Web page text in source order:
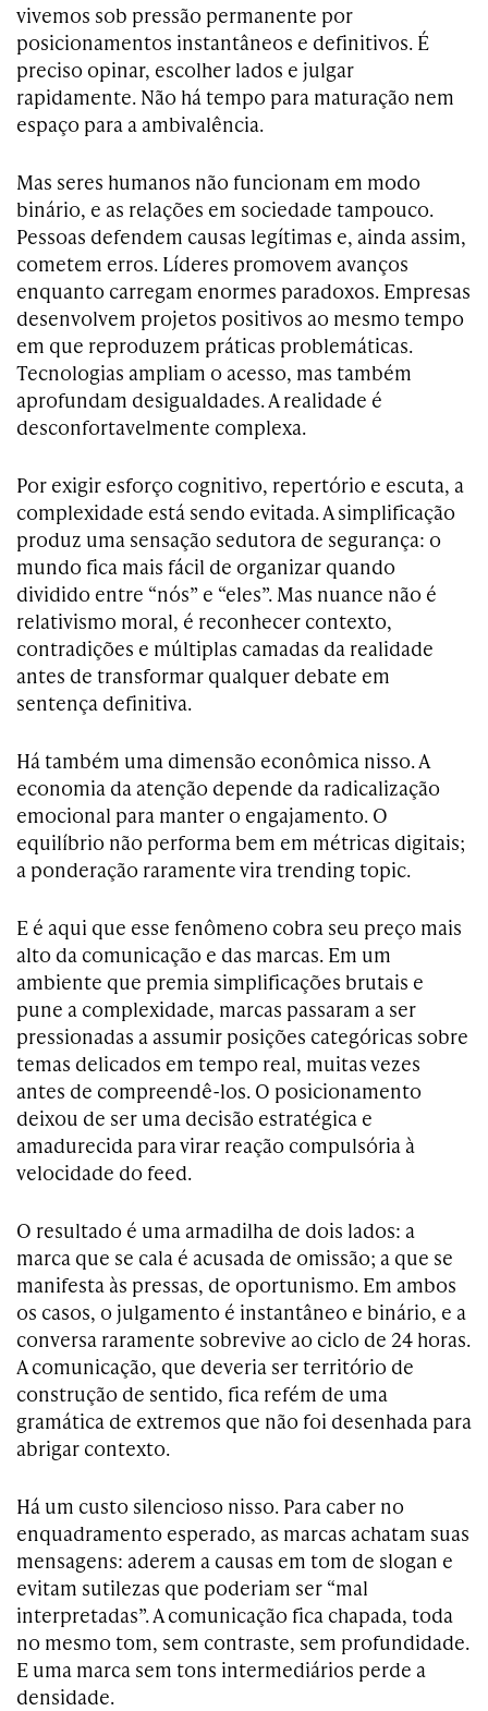
vivemos sob pressão permanente por
posicionamentos instantâneos e definitivos. É
preciso opinar, escolher lados e julgar
rapidamente. Não há tempo para maturação nem
espaço para a ambivalência.
Mas seres humanos não funcionam em modo
binário, e as relações em sociedade tampouco.
Pessoas defendem causas legítimas e, ainda assim,
cometem erros. Líderes promovem avanços
enquanto carregam enormes paradoxos. Empresas
desenvolvem projetos positivos ao mesmo tempo
em que reproduzem práticas problemáticas.
Tecnologias ampliam o acesso, mas também
aprofundam desigualdades. A realidade é
desconfortavelmente complexa.
Por exigir esforço cognitivo, repertório e escuta, a
complexidade está sendo evitada. A simplificação
produz uma sensação sedutora de segurança: o
mundo fica mais fácil de organizar quando
dividido entre “nós” e “eles”. Mas nuance não é
relativismo moral, é reconhecer contexto,
contradições e múltiplas camadas da realidade
antes de transformar qualquer debate em
sentença definitiva.
Há também uma dimensão econômica nisso. A
economia da atenção depende da radicalização
emocional para manter o engajamento. O
equilíbrio não performa bem em métricas digitais;
a ponderação raramente vira trending topic.
E é aqui que esse fenômeno cobra seu preço mais
alto da comunicação e das marcas. Em um
ambiente que premia simplificações brutais e
pune a complexidade, marcas passaram a ser
pressionadas a assumir posições categóricas sobre
temas delicados em tempo real, muitas vezes
antes de compreendê-los. O posicionamento
deixou de ser uma decisão estratégica e
amadurecida para virar reação compulsória à
velocidade do feed.
O resultado é uma armadilha de dois lados: a
marca que se cala é acusada de omissão; a que se
manifesta às pressas, de oportunismo. Em ambos
os casos, o julgamento é instantâneo e binário, e a
conversa raramente sobrevive ao ciclo de 24 horas.
A comunicação, que deveria ser território de
construção de sentido, fica refém de uma
gramática de extremos que não foi desenhada para
abrigar contexto.
Há um custo silencioso nisso. Para caber no
enquadramento esperado, as marcas achatam suas
mensagens: aderem a causas em tom de slogan e
evitam sutilezas que poderiam ser “mal
interpretadas”. A comunicação fica chapada, toda
no mesmo tom, sem contraste, sem profundidade.
E uma marca sem tons intermediários perde a
densidade.